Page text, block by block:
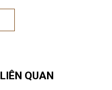
LIÊN QUAN